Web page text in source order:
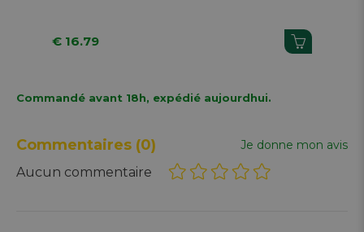
€ 16.79
Commandé avant 18h, expédié aujourdhui.
Commentaires (0) Je donne mon avis
Aucun commentaire